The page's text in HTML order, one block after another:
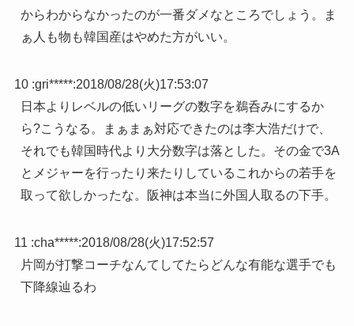
からわからなかったのが一番ダメなところでしょう。ま
ぁ人も物も韓国産はやめた方がいい。
10 :gri*****:2018/08/28(火)17:53:07
日本よりレベルの低いリーグの数字を鵜呑みにするか
ら?こうなる。まぁまぁ対応できたのは李大浩だけで、
それでも韓国時代より大分数字は落とした。その金で3A
とメジャーを行ったり来たりしているこれからの若手を
取って欲しかったな。阪神は本当に外国人取るの下手。
11 :cha*****:2018/08/28(火)17:52:57
片岡が打撃コーチなんてしてたらどんな有能な選手でも
下降線辿るわ